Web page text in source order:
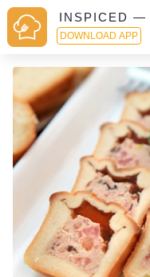
INSPICED —
DOWNLOAD APP